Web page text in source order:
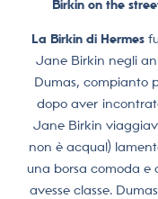
Birkin on the
La Birkin di Hermes
Jane Birkin negli
Dumas, compianto
dopo aver
Jane Birkin
non è acqua!)
una borsa comoda e
avesse classe.